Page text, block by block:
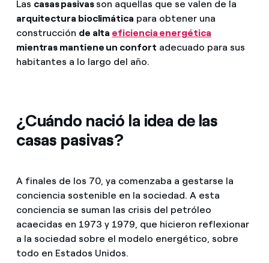
Las casas pasivas son aquellas que se valen de la
arquitectura bioclimática para obtener una
construcción de alta eficiencia energética
mientras mantiene un confort adecuado para sus
habitantes a lo largo del año.
¿Cuándo nació la idea de las
casas pasivas?
A finales de los 70, ya comenzaba a gestarse la
conciencia sostenible en la sociedad. A esta
conciencia se suman las crisis del petróleo
acaecidas en 1973 y 1979, que hicieron reflexionar
a la sociedad sobre el modelo energético, sobre
todo en Estados Unidos.